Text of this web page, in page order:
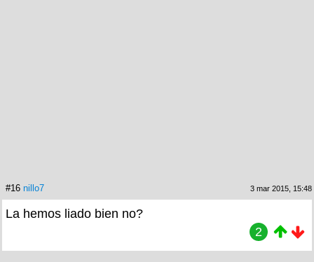
#16 nillo7 3 mar 2015, 15:48
La hemos liado bien no?
2